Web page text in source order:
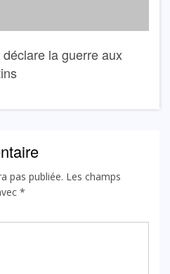
la guerre aux
pas publiée. Les champs
*